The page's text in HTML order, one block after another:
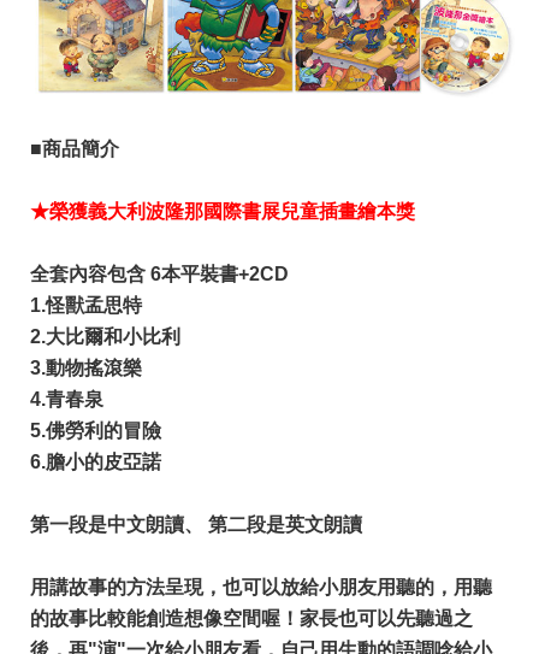
■商品簡介
★榮獲義大利波隆那國際書展兒童插畫繪本獎
全套內容包含 6本平裝書+2CD
1.怪獸孟思特
2.大比爾和小比利
3.動物搖滾樂
4.青春泉
5.佛勞利的冒險
6.膽小的皮亞諾​
第一段是中文朗讀、 第二段是英文朗讀
用講故事的方法呈現，也可以放給小朋友用聽的，用聽
的故事比較能創造想像空間喔！家長也可以先聽過之